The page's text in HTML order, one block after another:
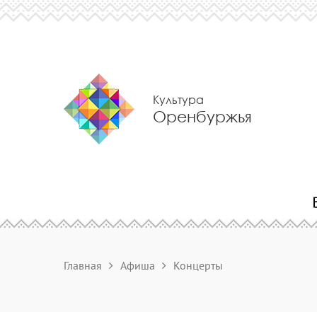
Культура
Оренбуржья
Главная Афиша Концерты